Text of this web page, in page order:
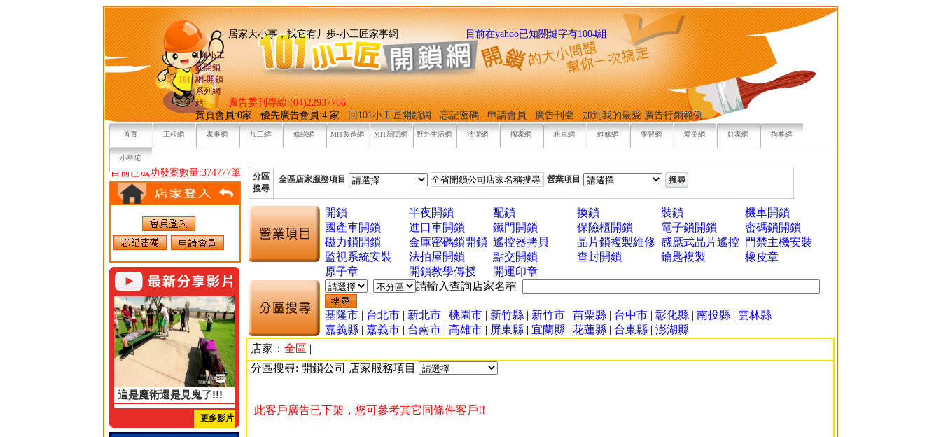
101小工
匠開鎖
網-開鎖
系列網
站
居家大小事，找它有丿步-小工匠家事網 目前在yahoo已知關鍵字有1004組
廣告委刊專線:(04)22937766
黃頁會員:0家 優先廣告會員:4 家回101小工匠開鎖網 忘記密碼 申請會員 廣告刊登 加到我的最愛 廣告行銷範例
首頁 工程網 家事網 加工網 修繕網 MIT製造網 MIT新聞網 野外生活網 清潔網 搬家網 租車網 維修網 學習網 愛美網 好家網 掏客網
小華陀
目前已成功發案數量:374777筆
這是魔術還是見鬼了!!!
更多影片
分區
搜尋
全區店家服務項目 營業項目
開鎖 半夜開鎖 配鎖 換鎖 裝鎖
機車開鎖
國產車開鎖
進口車開鎖 鐵門開鎖 保險櫃開鎖 電子鎖開鎖
密碼鎖開鎖
磁力鎖開鎖
金庫密碼鎖開鎖 遙控器拷貝 晶片鎖複製維修 感應式晶片遙控 門禁主機安裝
監視系統安裝
法拍屋開鎖 點交開鎖 查封開鎖 鑰匙複製
橡皮章
原子章
開鎖教學傳授
開運印章
請輸入查詢店家名稱
基隆市 | 台北市 | 新北市 | 桃園市 | 新竹縣 | 新竹市 | 苗栗縣 | 台中市 | 彰化縣 | 南投縣 | 雲林縣
嘉義縣 | 嘉義市 | 台南市 | 高雄市 | 屏東縣 | 宜蘭縣 | 花蓮縣 | 台東縣 | 澎湖縣
店家： 全區 |
分區搜尋: 開鎖公司 店家服務項目
此客戶廣告已下架，您可參考其它同條件客戶!!